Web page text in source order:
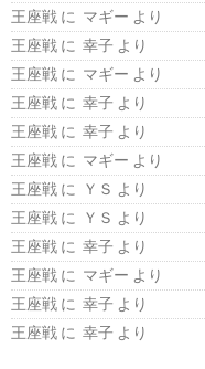
王座戦 に マギー より
王座戦 に 幸子 より
王座戦 に マギー より
王座戦 に 幸子 より
王座戦 に 幸子 より
王座戦 に マギー より
王座戦 に ＹＳ より
王座戦 に ＹＳ より
王座戦 に 幸子 より
王座戦 に マギー より
王座戦 に 幸子 より
王座戦 に 幸子 より